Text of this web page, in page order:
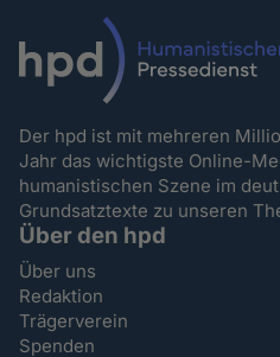
Der hpd ist mit mehreren
Jahr das wichtigste Online-
humanistischen Szene im
Grundsatztexte zu unseren
Über den hpd
Über uns
Redaktion
Trägerverein
Spenden